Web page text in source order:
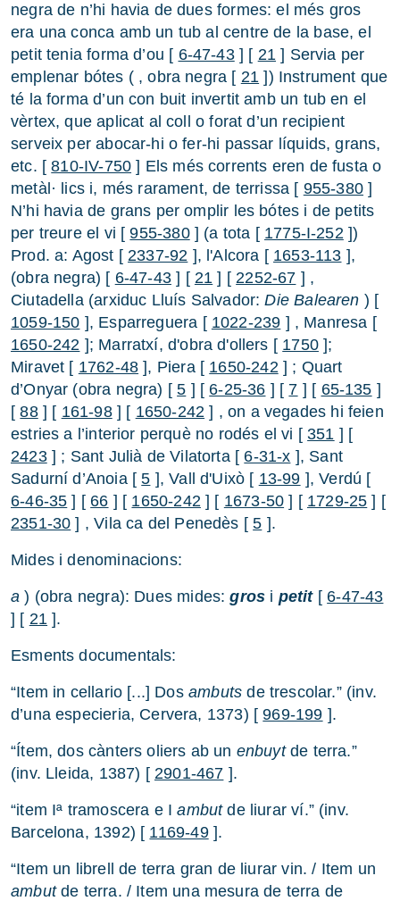
negra de n’hi havia de dues formes: el més gros
era una conca amb un tub al centre de la base, el
petit tenia forma d’ou [ 6-47-43] [ 21 ] Servia per
emplenar bótes ( , obra negra [ 21 ]) Instrument que
té la forma d’un con buit invertit amb un tub en el
vèrtex, que aplicat al coll o forat d’un recipient
serveix per abocar-hi o fer-hi passar líquids, grans,
etc. [810-IV-750 ] Els més corrents eren de fusta o
metàl· lics i, més rarament, de terrissa [ 955-380 ]
N’hi havia de grans per omplir les bótes i de petits
per treure el vi [955-380] (a tota [ 1775-I-252])
Prod. a: Agost [2337-92 ], l'Alcora [ 1653-113 ],
(obra negra) [ 6-47-43] [ 21 ] [2252-67 ] ,
Ciutadella (arxiduc Lluís Salvador:Die Balearen ) [
1059-150 ], Esparreguera [ 1022-239 ] , Manresa [
1650-242 ]; Marratxí, d'obra d'ollers [ 1750];
Miravet [ 1762-48 ], Piera [ 1650-242] ; Quart
d’Onyar (obra negra) [5 ] [ 6-25-36 ] [ 7 ] [ 65-135 ]
[88] [ 161-98] [ 1650-242 ] , on a vegades hi feien
estries a l’interior perquè no rodés el vi [351 ] [
2423] ; Sant Julià de Vilatorta [ 6-31-x ], Sant
Sadurní d’Anoia [5 ], Vall d'Uixò [ 13-99 ], Verdú [
6-46-35 ] [ 66 ] [ 1650-242] [ 1673-50 ] [ 1729-25 ] [
2351-30 ] , Vila ca del Penedès [5 ].
Mides i denominacions:
a ) (obra negra): Dues mides:gros i petit[ 6-47-43
] [ 21 ].
Esments documentals:
“Item in cellario [...] Dosambuts de trescolar.” (inv.
d’una especieria, Cervera, 1373) [969-199 ].
“Ítem, dos cànters oliers ab un enbuytde terra.”
(inv. Lleida, 1387) [ 2901-467 ].
“item Iª tramoscera e Iambutde liurar ví.” (inv.
Barcelona, 1392) [ 1169-49].
“Item un librell de terra gran de liurar vin. / Item un
ambutde terra. / Item una mesura de terra de